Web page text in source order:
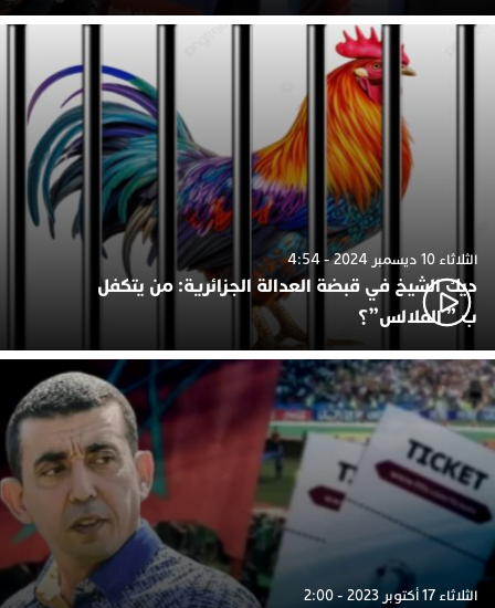
الثلاثاء 10 ديسمبر 2024 - 4:54
ديك الشيخ في قبضة العدالة الجزائرية: من يتكفل
ب ” الفلالس”؟
الثلاثاء 17 أكتوبر 2023 - 2:00